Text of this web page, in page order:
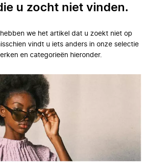
u zocht niet vinden.
we het artikel dat u zoekt niet op
vindt u iets anders in onze selectie
en categorieën hieronder.